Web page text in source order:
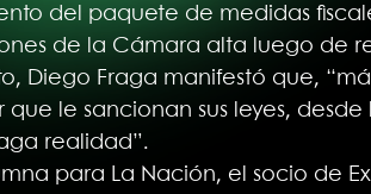
del paquete de medidas
de la Cámara alta luego de
Diego Fraga manifestó que,
que le sancionan sus leyes,
realidad”.
para La Nación, el socio de